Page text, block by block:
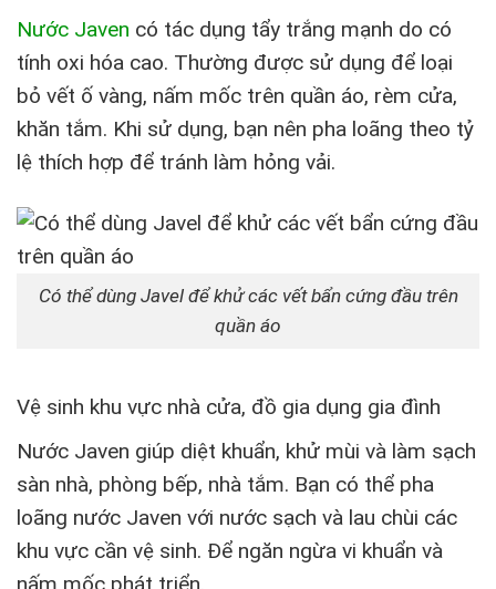
Nước Javen có tác dụng tẩy trắng mạnh do có
tính oxi hóa cao. Thường được sử dụng để loại
bỏ vết ố vàng, nấm mốc trên quần áo, rèm cửa,
khăn tắm. Khi sử dụng, bạn nên pha loãng theo tỷ
lệ thích hợp để tránh làm hỏng vải.
Có thể dùng Javel để khử các vết bẩn cứng đầu trên
quần áo
Vệ sinh khu vực nhà cửa, đồ gia dụng gia đình
Nước Javen giúp diệt khuẩn, khử mùi và làm sạch
sàn nhà, phòng bếp, nhà tắm. Bạn có thể pha
loãng nước Javen với nước sạch và lau chùi các
khu vực cần vệ sinh. Để ngăn ngừa vi khuẩn và
nấm mốc phát triển.